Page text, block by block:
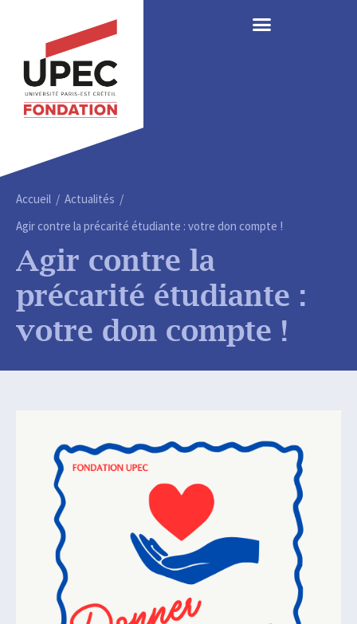
Accueil / Actualités /
Agir contre la précarité étudiante : votre don compte !
Agir contre la
précarité étudiante :
votre don compte !